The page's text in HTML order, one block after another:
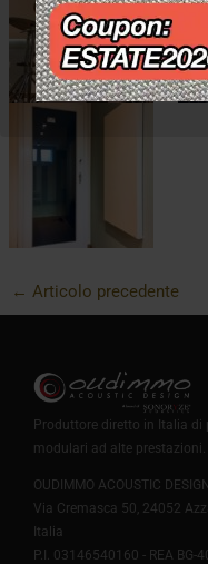
← Articolo precedente
Produttore diretto in Italia
modulari ad alte prestazioni.
OUDIMMO ACOUSTIC
Via Cremasca 50, 24052
Italia
P.I. 03146540160 - REA BG-